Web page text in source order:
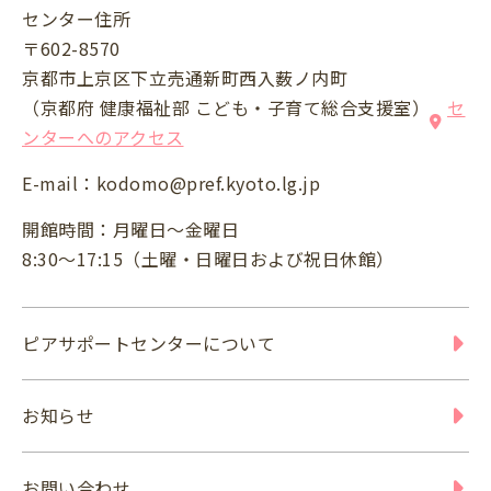
センター住所
〒602-8570
京都市上京区下立売通新町西入薮ノ内町
（京都府 健康福祉部 こども・子育て総合支援室）
セ
ンターへのアクセス
E-mail： kodomo@pref.kyoto.lg.jp
開館時間：月曜日～金曜日
8:30～17:15（土曜・日曜日および祝日休館）
ピアサポートセンターについて
お知らせ